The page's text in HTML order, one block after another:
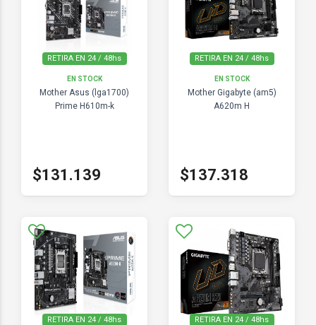
RETIRA EN 24 / 48hs
EN STOCK
Mother Asus (lga1700)
Prime H610m-k
$131.139
RETIRA EN 24 / 48hs
EN STOCK
Mother Gigabyte (am5)
A620m H
$137.318
RETIRA EN 24 / 48hs RETIRA EN 24 / 48hs